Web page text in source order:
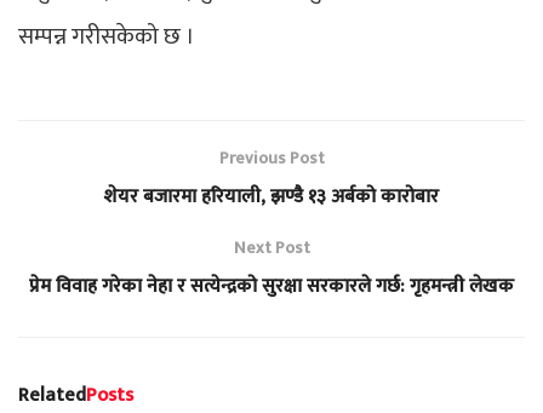
सम्पन्न गरीसकेको छ ।
Previous Post
शेयर बजारमा हरियाली, झण्डै १३ अर्बको कारोबार
Next Post
प्रेम विवाह गरेका नेहा र सत्येन्द्रको सुरक्षा सरकारले गर्छ: गृहमन्त्री लेखक
RelatedPosts